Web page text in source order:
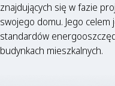
znajdujących się w fazie
swojego domu. Jego
standardów
budynkach mieszkalnych.